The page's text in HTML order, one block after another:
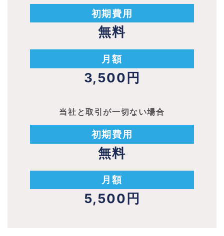
初期費用
無料
月額
3,500円
当社と取引が一切ない場合
初期費用
無料
月額
5,500円